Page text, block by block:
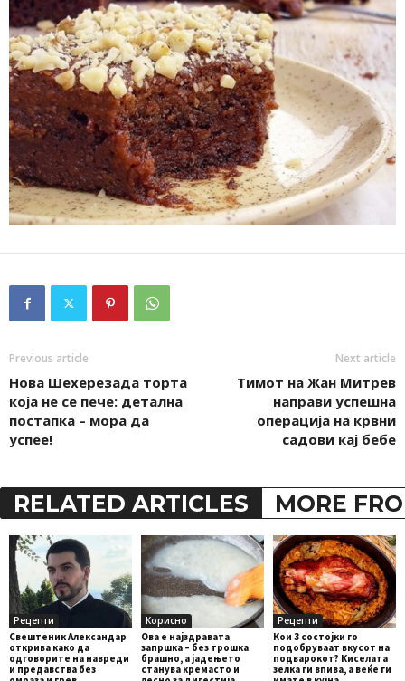
Previous article
Нова Шехерезада торта
која не се пече: детална
постапка – мора да
успее!
Next article
Тимот на Жан Митрев
направи успешна
операција на крвни
садови кај бебе
RELATED ARTICLES MORE
Рецепти
Свештеник Александар
открива како да
одговорите на навреди
и предавства без
Корисно
Ова е најздравата
запршка – без трошка
брашно, а јадењето
станува кремасто и
Рецепти
Кои 3 состојки го
подобруваат вкусот на
подварокот? Киселата
зелка ги впива, а веќе ги